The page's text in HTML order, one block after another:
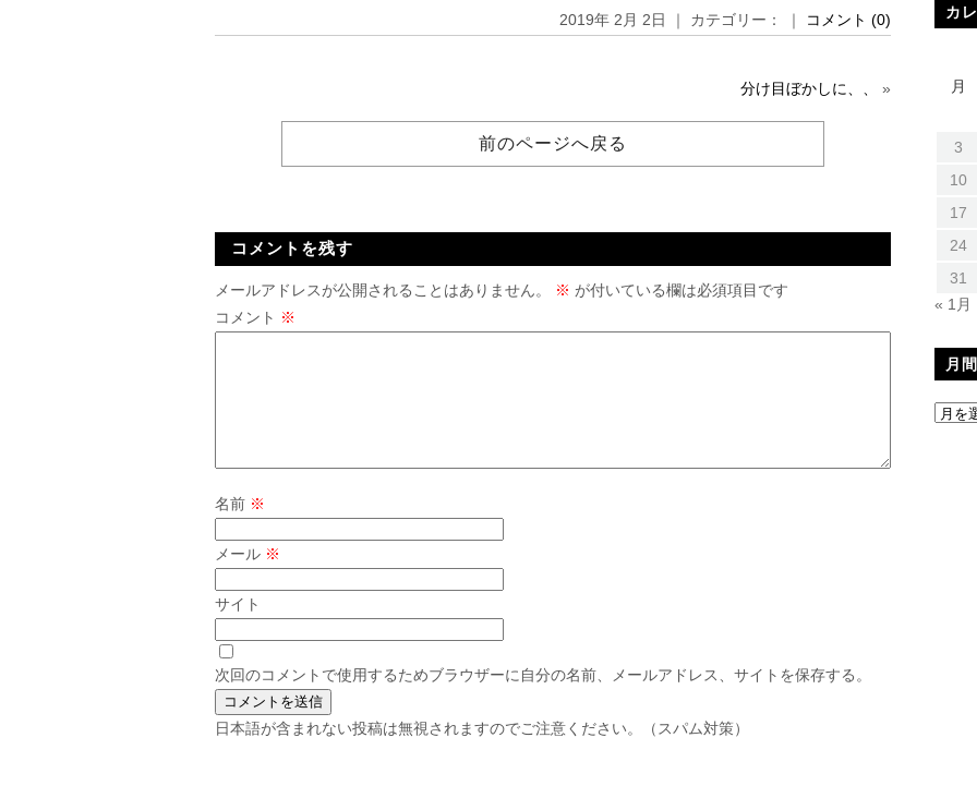
2019年 2月 2日 ｜ カテゴリー： ｜ コメント (0)
分け目ぼかしに、、 »
前のページへ戻る
コメントを残す
メールアドレスが公開されることはありません。 ※ が付いている欄は必須項目です
コメント ※
名前 ※
メール ※
サイト
次回のコメントで使用するためブラウザーに自分の名前、メールアドレス、サイトを保存する。
日本語が含まれない投稿は無視されますのでご注意ください。（スパム対策）
カ
月
3
10
17
24
31
« 1月
月